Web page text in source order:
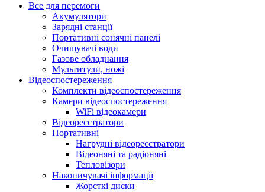
Все для перемоги
Акумулятори
Зарядні станції
Портативні сонячні панелі
Очищувачі води
Газове обладнання
Мультитули, ножі
Відеоспостереження
Комплекти відеоспостереження
Камери відеоспостереження
WiFi відеокамери
Відеореєстратори
Портативні
Нагрудні відеореєстратори
Відеоняні та радіоняні
Тепловізори
Накопичувачі інформації
Жорсткі диски